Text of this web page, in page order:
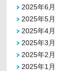
2025年6月
2025年5月
2025年4月
2025年3月
2025年2月
2025年1月